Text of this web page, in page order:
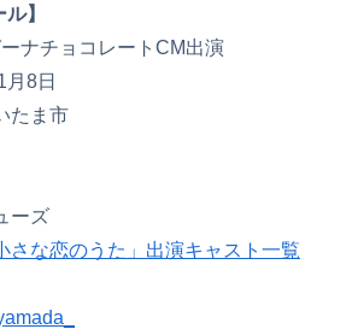
】
ナチョコレートCM出演
8日
たま市
ーズ
さな恋のうた」出演キャスト一覧